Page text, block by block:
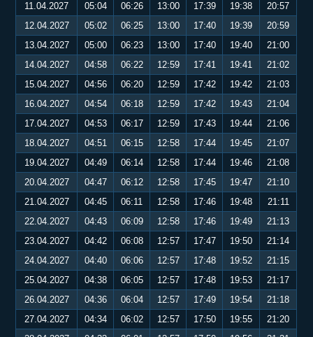
11.04.2027 05:04 06:26 13:00 17:39 19:38
20:57
12.04.2027
05:02 06:25 13:00 17:40 19:39
20:59
13.04.2027
05:00 06:23 13:00 17:40 19:40
21:00
14.04.2027
04:58 06:22 12:59 17:41 19:41
21:02
15.04.2027
04:56 06:20 12:59 17:42 19:42
21:03
16.04.2027
04:54 06:18 12:59 17:42 19:43
21:04
17.04.2027
04:53 06:17 12:59 17:43 19:44
21:06
18.04.2027
04:51 06:15 12:58 17:44 19:45
21:07
19.04.2027
04:49 06:14 12:58 17:44 19:46
21:08
20.04.2027
04:47 06:12 12:58 17:45 19:47
21:10
21.04.2027
04:45 06:11 12:58 17:46 19:48
21:11
22.04.2027
04:43 06:09 12:58 17:46 19:49
21:13
23.04.2027
04:42 06:08 12:57 17:47 19:50
21:14
24.04.2027
04:40 06:06 12:57 17:48 19:52
21:15
25.04.2027
04:38 06:05 12:57 17:48 19:53
21:17
26.04.2027
04:36 06:04 12:57 17:49 19:54
21:18
27.04.2027
04:34 06:02 12:57 17:50 19:55
21:20